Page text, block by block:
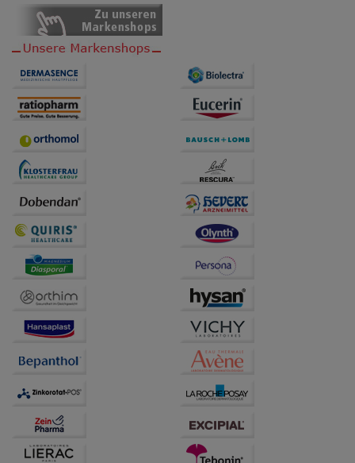
Dritte wie z.B. Google oder soziale Medien
übertragen werden.